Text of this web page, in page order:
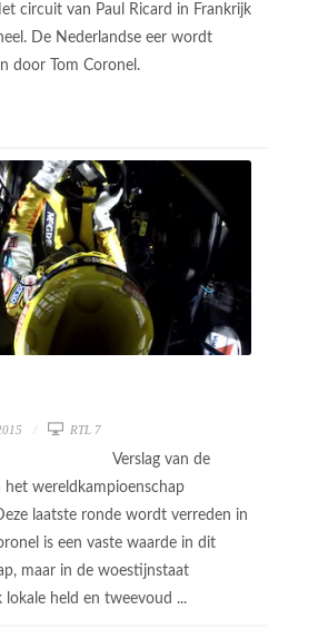
circuit van Paul Ricard in Frankrijk
De Nederlandse eer wordt
door Tom Coronel.
RTL 7
Verslag van de
het wereldkampioenschap
laatste ronde wordt verreden in
is een vaste waarde in dit
maar in de woestijnstaat
lokale held en tweevoud ...